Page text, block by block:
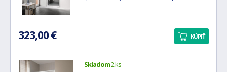
323,00 € KÚPIŤ
Skladom2 ks